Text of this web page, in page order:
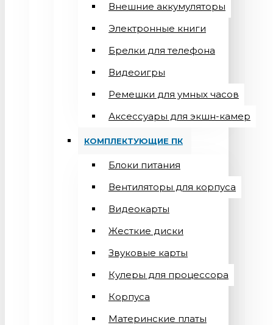
Внешние аккумуляторы
Электронные книги
Брелки для телефона
Видеоигры
Ремешки для умных часов
Аксессуары для экшн-камер
КОМПЛЕКТУЮЩИЕ ПК
Блоки питания
Вентиляторы для корпуса
Видеокарты
Жесткие диски
Звуковые карты
Кулеры для процессора
Корпуса
Материнские платы